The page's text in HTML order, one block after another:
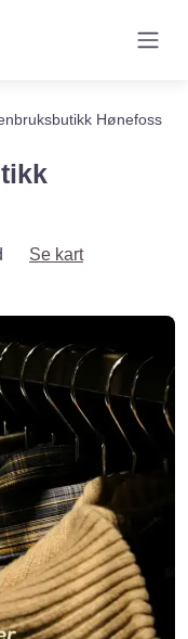
Hønefoss
Se kart